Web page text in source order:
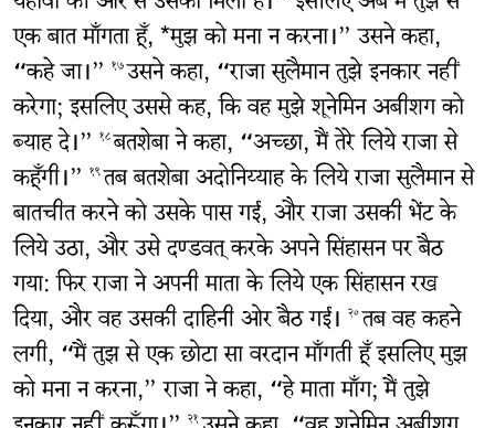
एक बात माँगता हूँ, *मुझ को मना न करना।” उसने कहा,
“कहे जा।” १७उसने कहा, “राजा सुलैमान तुझे इनकार नहीं
करेगा; इसलिए उससे कह, कि वह मुझे शूनेमिन अबीशग को
ब्याह दे।” १८बतशेबा ने कहा, “अच्छा, मैं तेरे लिये राजा से
कहूँगी।” १९तब बतशेबा अदोनिय्याह के लिये राजा सुलैमान से
बातचीत करने को उसके पास गई, और राजा उसकी भेंट के
लिये उठा, और उसे दण्डवत् करके अपने सिंहासन पर बैठ
गया: फिर राजा ने अपनी माता के लिये एक सिंहासन रख
दिया, और वह उसकी दाहिनी ओर बैठ गई। २०तब वह कहने
लगी, “मैं तुझ से एक छोटा सा वरदान माँगती हूँ इसलिए मुझ
को मना न करना,” राजा ने कहा, “हे माता माँग; मैं तुझे
२१